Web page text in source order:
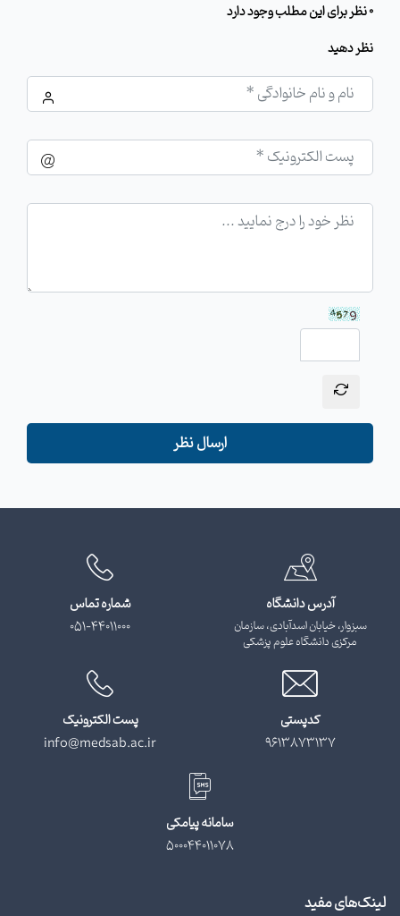
0 نظر برای این مطلب وجود دارد
نظر دهید
ارسال نظر
آدرس دانشگاه
سبزوار، خیابان اسدآبادی، سازمان
مرکزی دانشگاه علوم پزشکی
شماره تماس
051-44011000
کدپستی
9613873137
پست الکترونیک
info@medsab.ac.ir
سامانه پیامکی
500044011078
لینک‌های مفید